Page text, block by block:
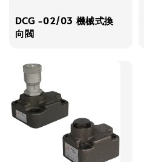
DCG -02/03 機械式換
向閥